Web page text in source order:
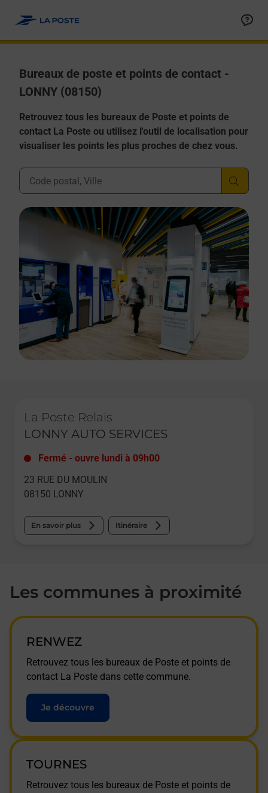
Bureaux de poste et points de contact -
LONNY (08150)
Retrouvez tous les bureaux de Poste et points de
contact La Poste ou utilisez l'outil de localisation pour
visualiser les points les plus proches de chez vous.
Ville, Département, Code Postal
La Poste Relais
LONNY AUTO SERVICES
Fermé - ouvre lundi à 09h00
23 RUE DU MOULIN
08150 LONNY
En savoir plus Itinéraire
Les communes à proximité
RENWEZ
Retrouvez tous les bureaux de Poste et points de
contact La Poste dans cette commune.
Je découvre
TOURNES
Retrouvez tous les bureaux de Poste et points de